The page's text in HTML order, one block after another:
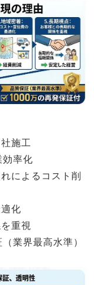
施工
効率化
によるコスト削
化
重視
業界最高水準）